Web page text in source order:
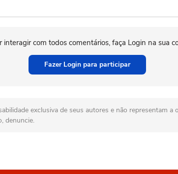
interagir com todos comentários, faça Login na sua
Fazer Login para participar
exclusiva de seus autores e não representam a
denuncie.